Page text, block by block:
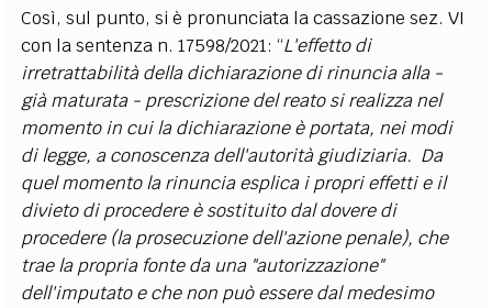
Così, sul punto, si è pronunciata la cassazione sez. VI
con la sentenza n. 17598/2021: “L'effetto di
irretrattabilità della dichiarazione di rinuncia alla -
già maturata - prescrizione del reato si realizza nel
momento in cui la dichiarazione è portata, nei modi
di legge, a conoscenza dell'autorità giudiziaria. Da
quel momento la rinuncia esplica i propri effetti e il
divieto di procedere è sostituito dal dovere di
procedere (la prosecuzione dell'azione penale), che
trae la propria fonte da una "autorizzazione"
dell'imputato e che non può essere dal medesimo